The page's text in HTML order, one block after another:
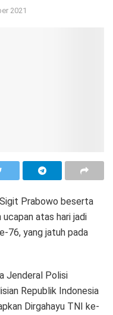
2021
Prabowo beserta
atas hari jadi
76, yang jatuh pada
Jenderal Polisi
Republik Indonesia
Dirgahayu TNI ke-